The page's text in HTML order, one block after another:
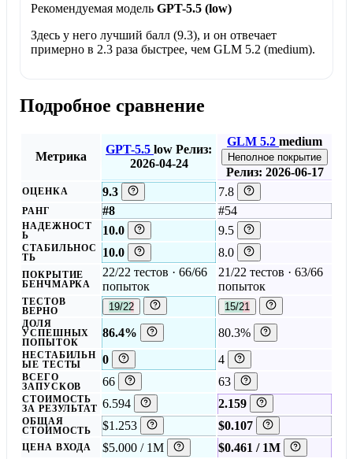
Рекомендуемая модель GPT-5.5 (low)
Здесь у него лучший балл (9.3), и он отвечает
примерно в 2.3 раза быстрее, чем GLM 5.2 (medium).
Подробное сравнение
Метрика
GPT-5.5 low Релиз:
2026-04-24
GLM 5.2 medium
Неполное покрытие
Релиз: 2026-06-17
ОЦЕНКА 9.3 7.8
РАНГ #8 #54
НАДЕЖНОСТ
Ь
10.0 9.5
СТАБИЛЬНОС
ТЬ
10.0 8.0
ПОКРЫТИЕ
БЕНЧМАРКА
22/22 тестов · 66/66
попыток
21/22 тестов · 63/66
попыток
ТЕСТОВ
ВЕРНО
19/22 15/21
ДОЛЯ
УСПЕШНЫХ
ПОПЫТОК
86.4% 80.3%
НЕСТАБИЛЬН
ЫЕ ТЕСТЫ
0 4
ВСЕГО
ЗАПУСКОВ
66 63
СТОИМОСТЬ
ЗА РЕЗУЛЬТАТ 6.594 2.159
ОБЩАЯ
СТОИМОСТЬ
$1.253 $0.107
ЦЕНА ВХОДА $5.000 / 1M $0.461 / 1M